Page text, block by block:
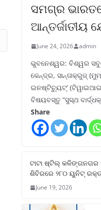
ସମଗ୍ର
ଆନ୍ତର୍ଜାତୀୟ
June 24, 2026 admin
ଭୁବନେଶ୍ୱର: ବିଶ୍ୱର
କେନ୍ଦ୍ର, ସାନ୍ତାକ୍ରୁଜ୍
ଇନଷ୍ଟିଚ୍ୟୁଟ୍‌’
ବିଷୟବସ୍ତୁ “ସୁସ୍ଥ
Share
ଟାଟା ଷ୍ଟିଲ୍‌ କଳିଙ୍ଗନଗର
ଶିବିରରେ ୨୮୦ ୟୁନିଟ୍‌ ରକ୍ତ
June 19, 2026